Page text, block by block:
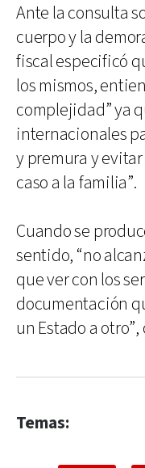
Ante la consulta
cuerpo y la
fiscal especificó
los mismos,
complejidad” ya
internacionales
y premura y
caso a la familia”.
Cuando se
sentido, “no
que ver con los
documentación
un Estado a
Temas: